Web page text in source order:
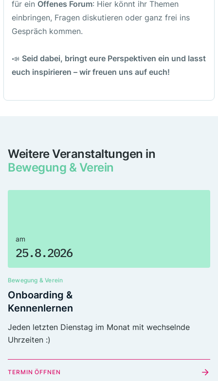
für ein Offenes Forum: Hier könnt ihr Themen
einbringen, Fragen diskutieren oder ganz frei ins
Gespräch kommen.
📣 Seid dabei, bringt eure Perspektiven ein und lasst
euch inspirieren – wir freuen uns auf euch!
Weitere Veranstaltungen in
Bewegung & Verein
am
25.8.2026
Bewegung & Verein
Onboarding &
Kennenlernen
Jeden letzten Dienstag im Monat mit wechselnde
Uhrzeiten :)
TERMIN ÖFFNEN